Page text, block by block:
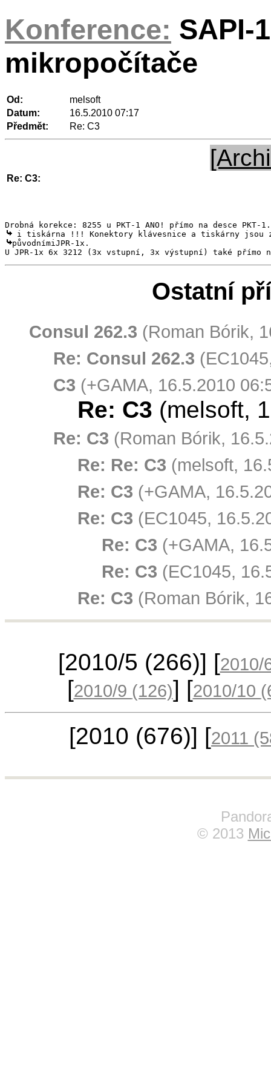
Konference: SAPI-
mikropočítače
Od:
melsoft
Datum:
16.5.2010 07:17
Předmět:
Re: C3
Re: C3:
původnímiJPR-1x.
U JPR-1x 6x 3212 (3x vstupní, 3x výstupní) také přímo
Ostatní
Consul 262.3 (Roman Bórik,
Re: Consul 262.3
C3 (+GAMA, 16.5.2010
Re: C3 (melsoft,
Re: C3 (Roman Bórik,
Re: Re: C3 (melsoft,
Re: C3 (+GAMA,
Re: C3 (EC1045,
Re: C3 (+GAMA,
Re: C3 (EC1045,
Re: C3 (Roman Bórik,
[2010/5 (266)] [
[2010/9 (126)] [2010/10
[2010 (676)] [2011
© 2013